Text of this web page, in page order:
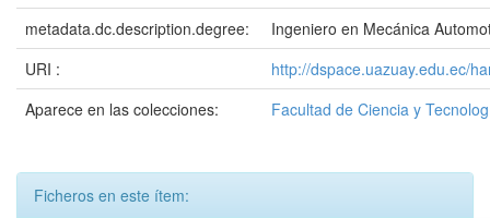
metadata.dc.description.degree:
Ingeniero en Mecánica
URI :
http://dspace.uazuay.edu.ec/
Aparece en las colecciones:
Facultad de Ciencia y
Ficheros en este ítem: